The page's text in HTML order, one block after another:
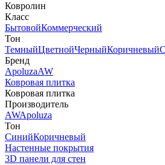
Ковролин
Класс
БытовойКоммерческий
Тон
ТемныйЦветнойЧерныйКоричневый
Бренд
ApoluzaAW
Ковровая плитка
Ковровая плитка
Производитель
AWApoluza
Тон
СинийКоричневый
Настенные покрытия
3D панели для стен